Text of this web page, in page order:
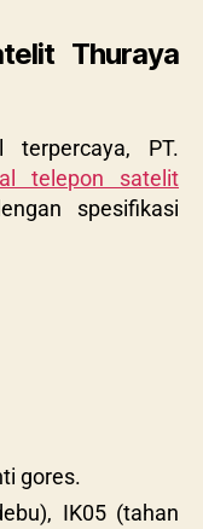
Thuraya
terpercaya, PT.
telepon satelit
spesifikasi
gores.
IK05 (tahan